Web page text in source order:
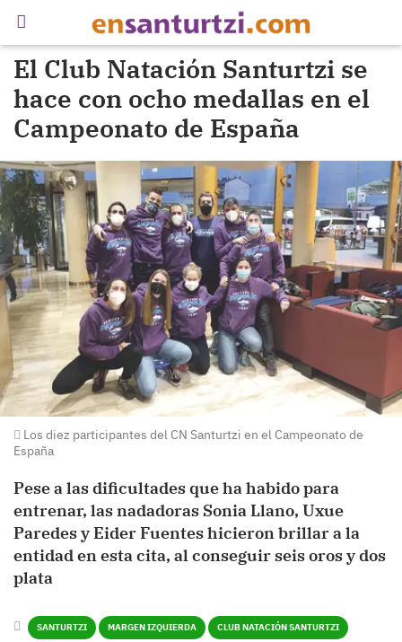
El Club Natación Santurtzi se
hace con ocho medallas en el
Campeonato de España
Los diez participantes del CN Santurtzi en el Campeonato de
España
Pese a las dificultades que ha habido para
entrenar, las nadadoras Sonia Llano, Uxue
Paredes y Eider Fuentes hicieron brillar a la
entidad en esta cita, al conseguir seis oros y dos
plata
SANTURTZI MARGEN IZQUIERDA CLUB NATACIÓN SANTURTZI